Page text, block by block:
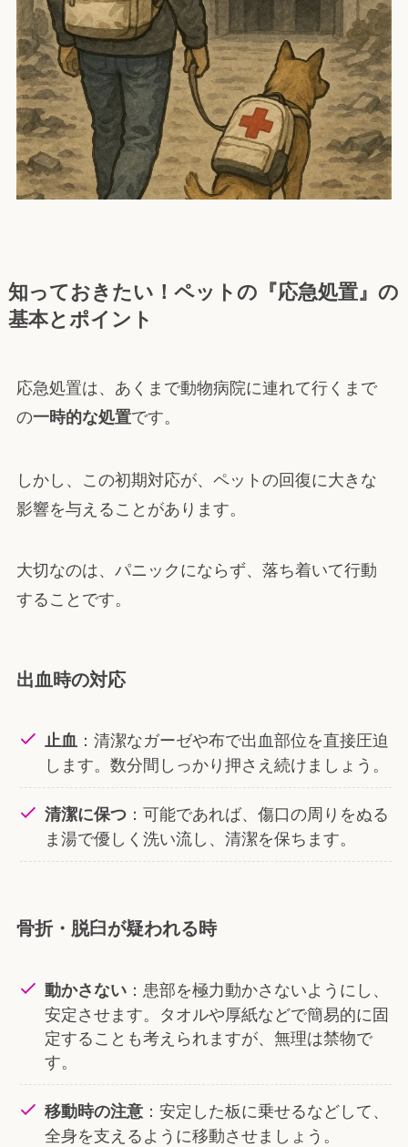
知っておきたい！ペットの『応急処置』の
基本とポイント
応急処置は、あくまで動物病院に連れて行くまで
の一時的な処置です。
しかし、この初期対応が、ペットの回復に大きな
影響を与えることがあります。
大切なのは、パニックにならず、落ち着いて行動
することです。
出血時の対応
止血 ：清潔なガーゼや布で出血部位を直接圧迫
します。数分間しっかり押さえ続けましょう。
清潔に保つ ：可能であれば、傷口の周りをぬる
ま湯で優しく洗い流し、清潔を保ちます。
骨折・脱臼が疑われる時
動かさない ：患部を極力動かさないようにし、
安定させます。タオルや厚紙などで簡易的に固
定することも考えられますが、無理は禁物で
す。
移動時の注意 ：安定した板に乗せるなどして、
全身を支えるように移動させましょう。